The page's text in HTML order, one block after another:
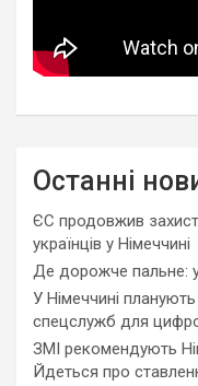
Останні
ЄС продовжив
українців у Німеччині
Де дорожче пальне:
У Німеччині
спецслужб для
ЗМІ рекомендують
Йдеться про